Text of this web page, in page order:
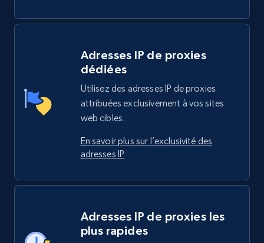
Adresses IP de proxies
dédiées
Utilisez des adresses IP de proxies
attribuées exclusivement à vos sites
web cibles.
En savoir plus sur l’exclusivité des
adresses IP
Adresses IP de proxies les
plus rapides